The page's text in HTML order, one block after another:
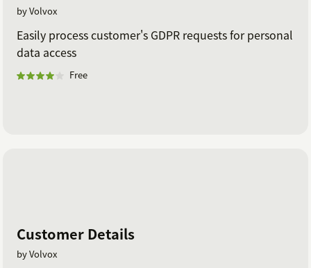
by Volvox
Easily process customer's GDPR requests for personal
data access
Free
Customer Details
by Volvox